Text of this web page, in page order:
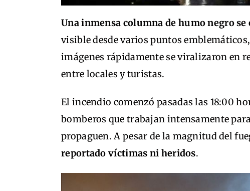
Una inmensa columna de humo negro
visible desde varios puntos
imágenes rápidamente se viralizaron en
entre locales y turistas.
El incendio comenzó pasadas las 18:00
bomberos que trabajan intensamente
propaguen. A pesar de la magnitud del
reportado víctimas ni heridos.